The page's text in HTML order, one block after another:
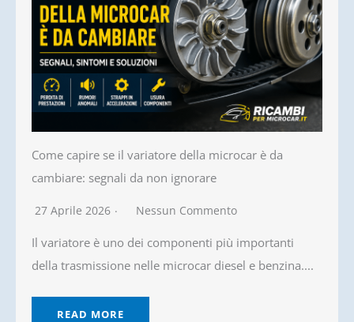
Come capire se il variatore della microcar è da
cambiare: segnali da non ignorare
27 Aprile 2026 Nessun Commento
Il variatore è uno dei componenti più importanti
della trasmissione nelle microcar diesel e benzina....
READ MORE